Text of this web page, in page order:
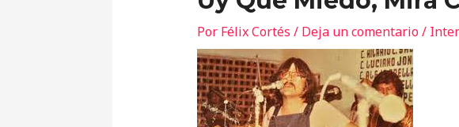
Por Félix Cortés / Deja un comentario/